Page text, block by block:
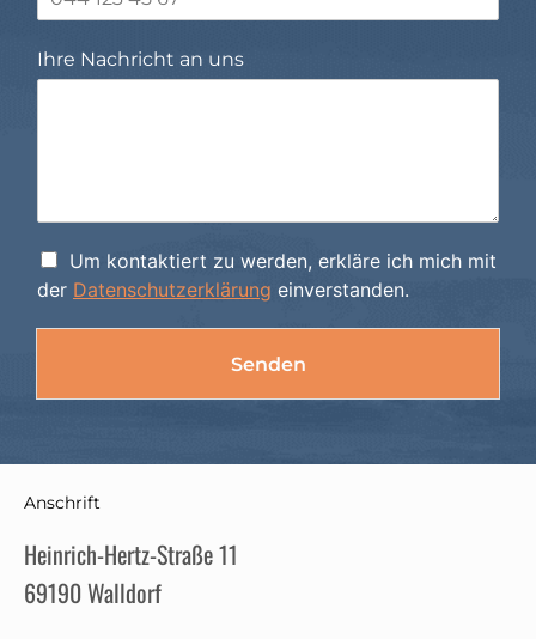
Ihre Nachricht an uns
D
a
h
u
z
e
Um kontaktiert zu werden, erkläre ich mich mit
der Datenschutzerklärung einverstanden.
Senden
Anschrift
Heinrich-Hertz-Straße 11
69190 Walldorf